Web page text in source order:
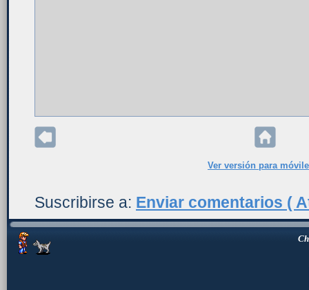
Ver versión para
Suscribirse a: Enviar comentarios (